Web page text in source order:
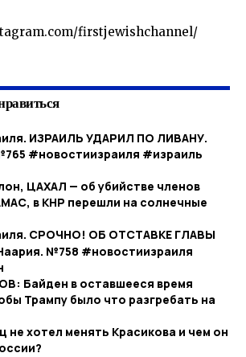
firstjewishchannel/
ИЗРАИЛЬ УДАРИЛ ПО ЛИВАНУ.
#новостиизраиля #израиль
ЦАХАЛ — об убийстве членов
в КНР перешли на солнечные
СРОЧНО! ОБ ОТСТАВКЕ ГЛАВЫ
№758 #новостиизраиля
Байден в оставшееся время
Трампу было что разгребать на
не хотел менять Красикова и чем он